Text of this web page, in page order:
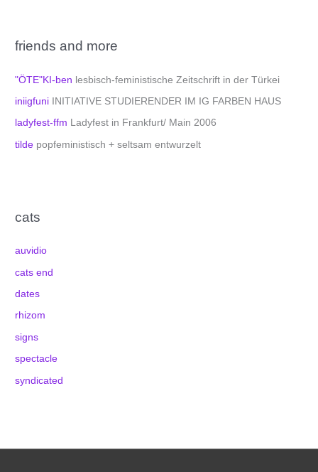
friends and more
"ÖTE"KI-ben lesbisch-feministische Zeitschrift in der Türkei
iniigfuni INITIATIVE STUDIERENDER IM IG FARBEN HAUS
ladyfest-ffm Ladyfest in Frankfurt/ Main 2006
tilde popfeministisch + seltsam entwurzelt
cats
auvidio
cats end
dates
rhizom
signs
spectacle
syndicated